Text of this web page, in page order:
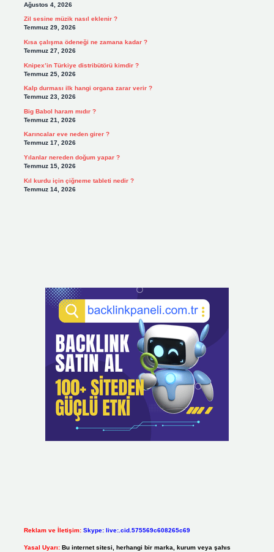
Ağustos 4, 2026
Zil sesine müzik nasıl eklenir ?
Temmuz 29, 2026
Kısa çalışma ödeneği ne zamana kadar ?
Temmuz 27, 2026
Knipex’in Türkiye distribütörü kimdir ?
Temmuz 25, 2026
Kalp durması ilk hangi organa zarar verir ?
Temmuz 23, 2026
Big Babol haram mıdır ?
Temmuz 21, 2026
Karıncalar eve neden girer ?
Temmuz 17, 2026
Yılanlar nereden doğum yapar ?
Temmuz 15, 2026
Kıl kurdu için çiğneme tableti nedir ?
Temmuz 14, 2026
Reklam ve İletişim: Skype: live:.cid.575569c608265c69
Yasal Uyarı: Bu internet sitesi, herhangi bir marka, kurum veya şahıs